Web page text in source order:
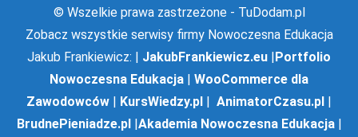
© Wszelkie prawa zastrzeżone - TuDodam.pl
Zobacz wszystkie serwisy firmy Nowoczesna Edukacja
Jakub Frankiewicz: | JakubFrankiewicz.eu |Portfolio
Nowoczesna Edukacja | WooCommerce dla
Zawodowców | KursWiedzy.pl | AnimatorCzasu.pl |
BrudnePieniadze.pl|Akademia Nowoczesna Edukacja|